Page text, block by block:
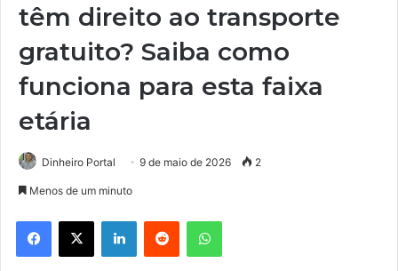
têm direito ao transporte
gratuito? Saiba como
funciona para esta faixa
etária
Dinheiro Portal 9 de maio de 2026 2
Menos de um minuto
Facebook
X LinkedinReddit WhatsApp